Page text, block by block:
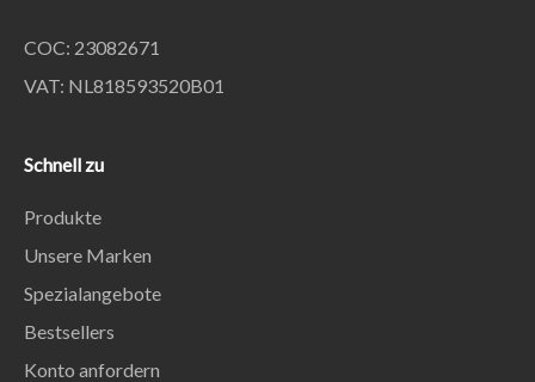
COC: 23082671
VAT: NL818593520B01
Schnell zu
Produkte
Unsere Marken
Spezialangebote
Bestsellers
Konto anfordern